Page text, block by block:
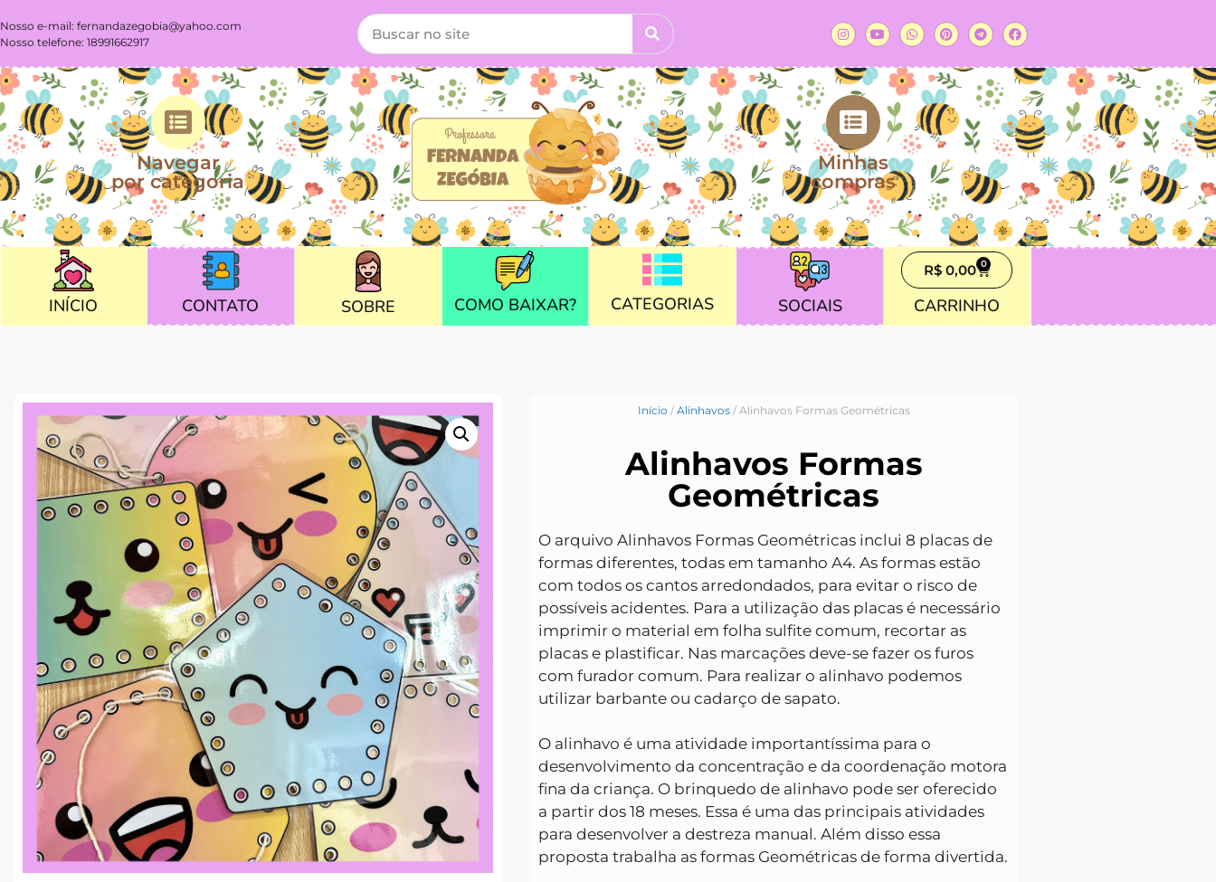
Nosso e-mail: fernandazegobia@yahoo.com
Nosso telefone: 18991662917
Navegar
por categoria
Minhas
compras
INÍCIO CONTATO SOBRE COMO BAIXAR? CATEGORIAS SOCIAIS
R$ 0,00 0
CARRINHO
Início / Alinhavos/ Alinhavos Formas Geométricas
Alinhavos Formas
Geométricas
O arquivo Alinhavos Formas Geométricas inclui 8 placas de
formas diferentes, todas em tamanho A4. As formas estão
com todos os cantos arredondados, para evitar o risco de
possíveis acidentes. Para a utilização das placas é necessário
imprimir o material em folha sulfite comum, recortar as
placas e plastificar. Nas marcações deve-se fazer os furos
com furador comum. Para realizar o alinhavo podemos
utilizar barbante ou cadarço de sapato.
O alinhavo é uma atividade importantíssima para o
desenvolvimento da concentração e da coordenação motora
fina da criança. O brinquedo de alinhavo pode ser oferecido
a partir dos 18 meses. Essa é uma das principais atividades
para desenvolver a destreza manual. Além disso essa
proposta trabalha as formas Geométricas de forma divertida.